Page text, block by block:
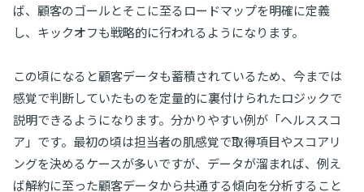
ば、顧客のゴールとそこに至るロードマップを明確に定義
し、キックオフも戦略的に行われるようになります。
この頃になると顧客データも蓄積されているため、今までは
感覚で判断していたものを定量的に裏付けられたロジックで
説明できるようになります。分かりやすい例が「ヘルススコ
ア」です。最初の頃は担当者の肌感覚で取得項目やスコアリ
ングを決めるケースが多いですが、データが溜まれば、例え
ば解約に至った顧客データから共通する傾向を分析すること